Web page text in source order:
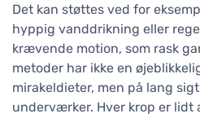
Det kan støttes ved for
hyppig vanddrikning eller
krævende motion, som rask
metoder har ikke en
mirakeldieter, men på lang
underværker. Hver krop er lidt